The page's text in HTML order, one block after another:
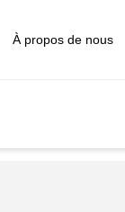
À propos de nous